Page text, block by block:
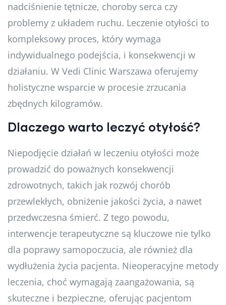
nadciśnienie tętnicze, choroby serca czy
problemy z układem ruchu. Leczenie otyłości to
kompleksowy proces, który wymaga
indywidualnego podejścia, i konsekwencji w
działaniu. W Vedi Clinic Warszawa oferujemy
holistyczne wsparcie w procesie zrzucania
zbędnych kilogramów.
Dlaczego warto leczyć otyłość?
Niepodjęcie działań w leczeniu otyłości może
prowadzić do poważnych konsekwencji
zdrowotnych, takich jak rozwój chorób
przewlekłych, obniżenie jakości życia, a nawet
przedwczesna śmierć. Z tego powodu,
interwencje terapeutyczne są kluczowe nie tylko
dla poprawy samopoczucia, ale również dla
wydłużenia życia pacjenta. Nieoperacyjne metody
leczenia, choć wymagają zaangażowania, są
skuteczne i bezpieczne, oferując pacjentom